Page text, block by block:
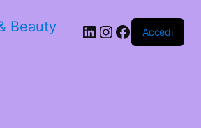
Beauty LinkedIn
Instagram
Facebook
Accedi